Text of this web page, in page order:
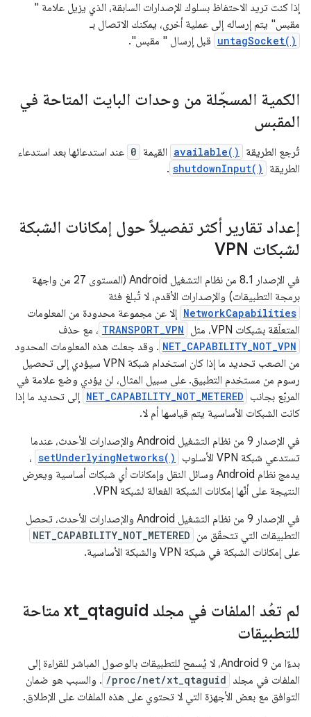
إذا كنت تريد الاحتفاظ بسلوك الإصدارات السابقة، الذي يزيل علامة "
مقبس" يتم إرساله إلى عملية أخرى، يمكنك الاتصال بـ
untagSocket() قبل إرسال " مقبس".
الكمية المسجّلة من وحدات البايت المتاحة في
المقبس
تُرجع الطريقة available() القيمة 0 عند استدعائها بعد استدعاء
الطريقة
shutdownInput()
.
إعداد تقارير أكثر تفصيلاً حول إمكانات الشبكة
لشبكات VPN
في الإصدار 8.1 من نظام التشغيل Android (المستوى 27 من واجهة
برمجة التطبيقات) والإصدارات الأقدم، لا تُبلغ فئة
NetworkCapabilities إلا عن مجموعة محدودة من المعلومات
المتعلّقة بشبكات VPN، مثل
TRANSPORT_VPN ، مع حذف
NET_CAPABILITY_NOT_VPN . وقد جعلت هذه المعلومات المحدود
من الصعب تحديد ما إذا كان استخدام شبكة VPN سيؤدي إلى تحصيل
رسوم من مستخدم التطبيق. على سبيل المثال، لن يؤدي وضع علامة في
المربّع بجانب NET_CAPABILITY_NOT_METERED إلى تحديد ما إذا
كانت الشبكات الأساسية يتم قياسها أم لا.
في الإصدار 9 من نظام التشغيل Android والإصدارات الأحدث، عندما
تستدعي شبكة VPN الأسلوب
setUnderlyingNetworks() ،
يدمج نظام Android وسائل النقل وإمكانات أي شبكات أساسية ويعرض
النتيجة على أنّها إمكانات الشبكة الفعالة لشبكة VPN.
في الإصدار 9 من نظام التشغيل Android والإصدارات الأحدث، تحصل
التطبيقات التي تتحقّق من NET_CAPABILITY_NOT_METERED
على إمكانات الشبكة في شبكة VPN والشبكة الأساسية.
لم تعُد الملفات في مجلد xt
qtaguid متاحة
للتطبيقات
بدءًا من Android 9، لا يُسمح للتطبيقات بالوصول المباشر للقراءة إلى
الملفات في مجلد /proc/net/xt_qtaguid . والسبب هو ضمان
التوافق مع بعض الأجهزة التي لا تحتوي على هذه الملفات على الإطلاق.